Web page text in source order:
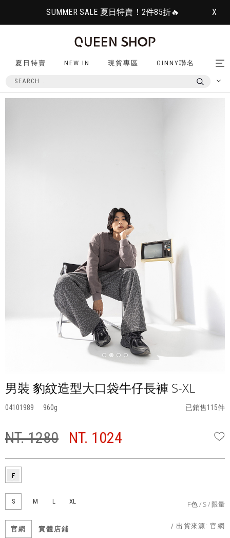
SUMMER SALE 夏日特賣！2件85折🔥 X
夏日特賣 NEW IN 現貨專區 GINNY聯名
男裝 豹紋造型大口袋牛仔長褲 S-XL
04101989 960 已銷售115件
NT. 1280 NT. 1024
S M L XL F色 S 限量
官網 實體店鋪 / 出貨來源:官網